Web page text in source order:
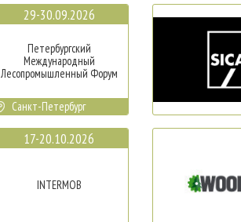
29-30.09.2026
Петербургский
Международный
Лесопромышленный Форум
Санкт-Петербург
17-20.10.2026
INTERMOB